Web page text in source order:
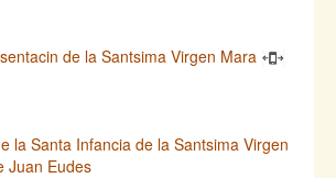
de la Santsima Virgen Mara
la Santa Infancia de la Santsima Virgen
Juan Eudes